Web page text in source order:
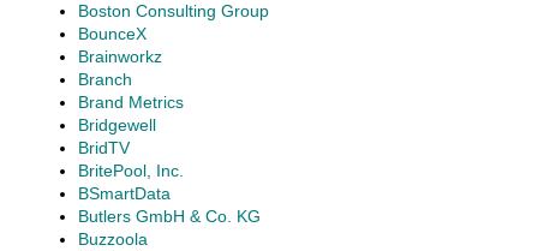
Boston Consulting Group
BounceX
Brainworkz
Branch
Brand Metrics
Bridgewell
BridTV
BritePool, Inc.
BSmartData
Butlers GmbH & Co. KG
Buzzoola